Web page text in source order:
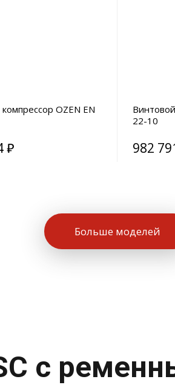
OZEN EN
₽
22-10
982
Больше моделей
с